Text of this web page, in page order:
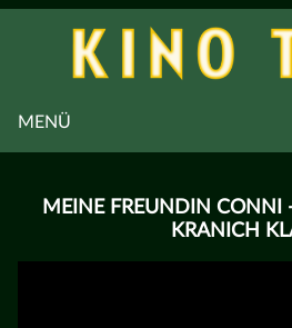
MENÜ
MEINE FREUNDIN CONNI
KRANICH